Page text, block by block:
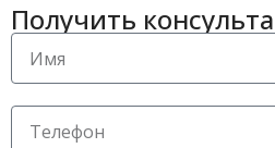
Срок годности
Получить